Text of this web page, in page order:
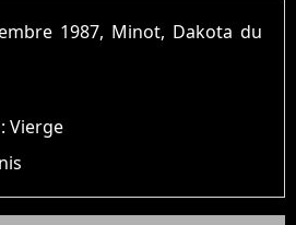
1987, Minot, Dakota du
:Vierge